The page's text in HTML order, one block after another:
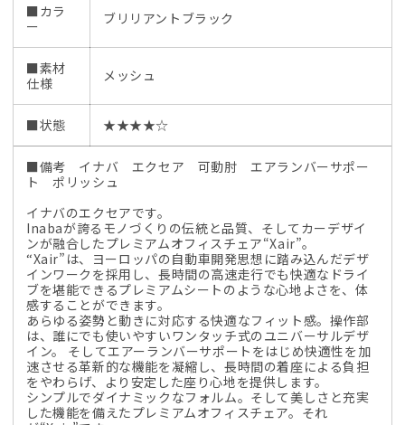
■カラ
ー
ブリリアントブラック
■素材
仕様
メッシュ
■状態 ★★★★☆
■備考 イナバ エクセア 可動肘 エアランバーサポー
ト ポリッシュ
イナバのエクセアです。
Inabaが誇るモノづくりの伝統と品質、そしてカーデザイ
ンが融合したプレミアムオフィスチェア“Xair”。
“Xair”は、ヨーロッパの自動車開発思想に踏み込んだデザ
インワークを採用し、長時間の高速走行でも快適なドライ
ブを堪能できるプレミアムシートのような心地よさを、体
感することができます。
あらゆる姿勢と動きに対応する快適なフィット感。操作部
は、誰にでも使いやすいワンタッチ式のユニバーサルデザ
イン。 そしてエアーランバーサポートをはじめ快適性を加
速させる革新的な機能を凝縮し、長時間の着座による負担
をやわらげ、より安定した座り心地を提供します。
シンプルでダイナミックなフォルム。そして美しさと充実
した機能を備えたプレミアムオフィスチェア。それ